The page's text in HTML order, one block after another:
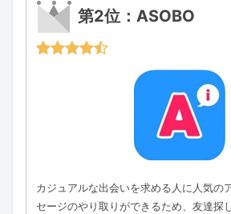
第2位：ASOBO
カジュアルな出会いを求める人に人気の
セージのやり取りができるため、友達探